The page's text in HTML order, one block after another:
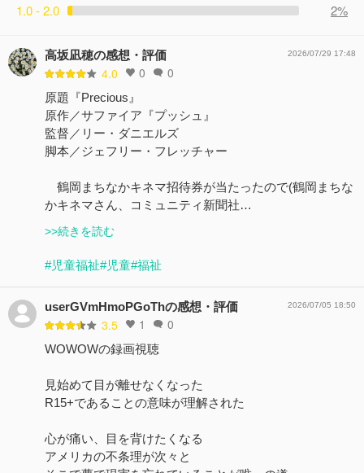
1.0 - 2.0
2%
高坂凪穂の感想・評価
4.0 0 0
2026/07/29 17:48
原題『Precious』
原作／サファイア『プッシュ』
監督／リー・ダニエルズ
脚本／ジェフリー・フレッチャー
鶴岡まちなかキネマ招待券が当たったので(鶴岡まちな
かキネマさん、コミュニティ新聞社…
>>続きを読む
#児童福祉#児童#福祉
userGVmHmoPGoThの感想・評価
3.5 1 0
2026/07/05 18:50
WOWOWの録画視聴
見始めて目が離せなくなった
R15+であることの意味が理解された
心が痛い、目を背けたくなる
アメリカの不条理が次々と